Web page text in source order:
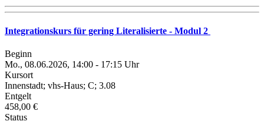
Integrationskurs für gering Literalisierte - Modul 2
Beginn
Mo., 08.06.2026, 14:00 - 17:15 Uhr
Kursort
Innenstadt; vhs-Haus; C; 3.08
Entgelt
458,00 €
Status